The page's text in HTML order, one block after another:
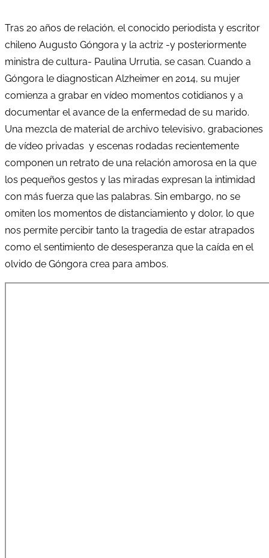
Tras 20 años de relación, el conocido periodista y escritor
chileno Augusto Góngora y la actriz -y posteriormente
ministra de cultura- Paulina Urrutia, se casan. Cuando a
Góngora le diagnostican Alzheimer en 2014, su mujer
comienza a grabar en vídeo momentos cotidianos y a
documentar el avance de la enfermedad de su marido.
Una mezcla de material de archivo televisivo, grabaciones
de vídeo privadas y escenas rodadas recientemente
componen un retrato de una relación amorosa en la que
los pequeños gestos y las miradas expresan la intimidad
con más fuerza que las palabras. Sin embargo, no se
omiten los momentos de distanciamiento y dolor, lo que
nos permite percibir tanto la tragedia de estar atrapados
como el sentimiento de desesperanza que la caída en el
olvido de Góngora crea para ambos.